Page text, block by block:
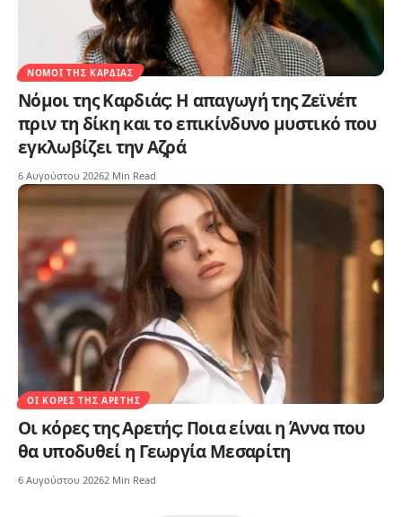
ΝΌΜΟΙ ΤΗΣ ΚΑΡΔΙΆΣ
Νόμοι της Καρδιάς: Η απαγωγή της Ζεϊνέπ
πριν τη δίκη και το επικίνδυνο μυστικό που
εγκλωβίζει την Αζρά
6 Αυγούστου 20262 Min Read
ΟΙ ΚΌΡΕΣ ΤΗΣ ΑΡΕΤΉΣ
Οι κόρες της Αρετής: Ποια είναι η Άννα που
θα υποδυθεί η Γεωργία Μεσαρίτη
6 Αυγούστου 20262 Min Read